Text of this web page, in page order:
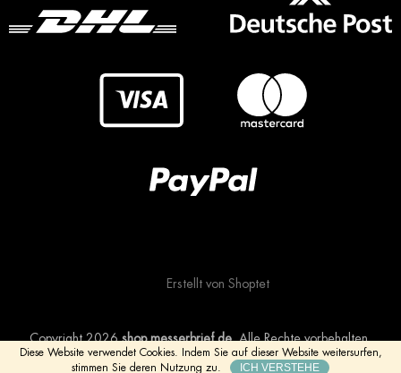
Diese Website verwendet Cookies.
Indem Sie auf dieser Website weitersurfen,
stimmen Sie deren Nutzung zu.
ICH VERSTEHE
Erstellt von Shoptet
Copyright 2026shop.messerbrief.de. Alle Rechte vorbehalten.